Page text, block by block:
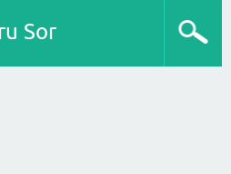
Sor